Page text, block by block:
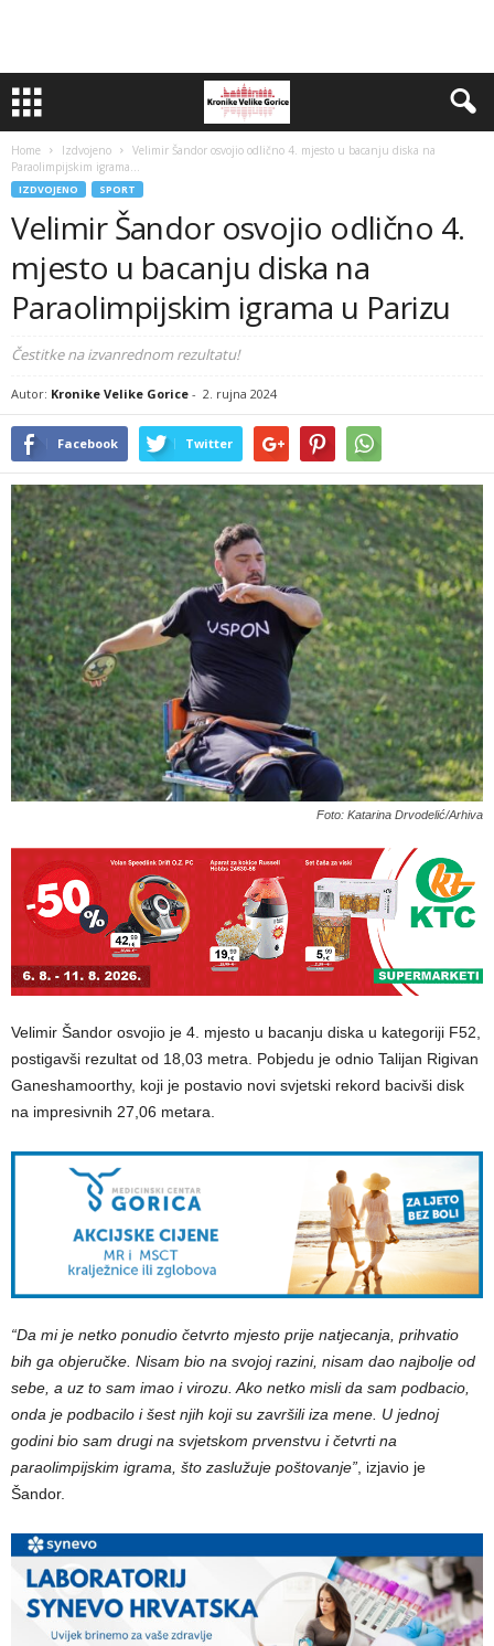
Home Izdvojeno
Velimir Šandor osvojio odlično 4. mjesto u bacanju diska na
Paraolimpijskim igrama...
IZDVOJENO SPORT
Velimir Šandor osvojio odlično 4.
mjesto u bacanju diska na
Paraolimpijskim igrama u Parizu
Čestitke na izvanrednom rezultatu!
Autor: Kronike Velike Gorice - 2. rujna 2024
Facebook Twitter
Foto: Katarina Drvodelić/Arhiva
Velimir Šandor osvojio je 4. mjesto u bacanju diska u kategoriji F52,
postigavši rezultat od 18,03 metra. Pobjedu je odnio Talijan Rigivan
Ganeshamoorthy, koji je postavio novi svjetski rekord bacivši disk
na impresivnih 27,06 metara.
“Da mi je netko ponudio četvrto mjesto prije natjecanja, prihvatio
bih ga objeručke. Nisam bio na svojoj razini, nisam dao najbolje od
sebe, a uz to sam imao i virozu. Ako netko misli da sam podbacio,
onda je podbacilo i šest njih koji su završili iza mene. U jednoj
godini bio sam drugi na svjetskom prvenstvu i četvrti na
paraolimpijskim igrama, što zaslužuje poštovanje”, izjavio je
Šandor.